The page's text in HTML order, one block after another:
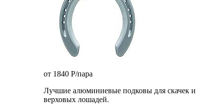
от 1840 P/пара
Лучшие алюминиевые подковы для скачек и
верховых лошадей.